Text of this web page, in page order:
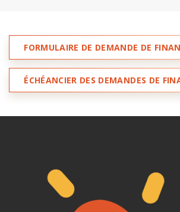
FORMULAIRE DE DEMANDE DE
ÉCHÉANCIER DES DEMANDES DE